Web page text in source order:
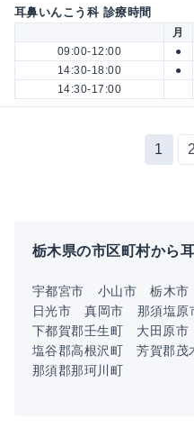
耳鼻いんこう科 診療時間
月
09:00-12:00
●
14:30-18:00
●
14:30-17:00
1 2
栃木県の市区町村から
宇都宮市 小山市 栃木市
日光市
真岡市 那須塩原
下都賀郡壬生町
大田原市
塩谷郡高根沢町
芳賀郡茂
那須郡那珂川町